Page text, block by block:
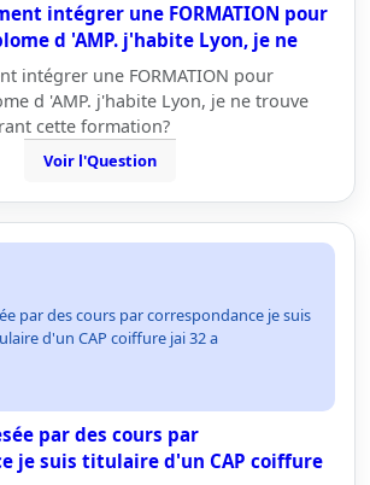
intégrer une FORMATION pour
d 'AMP. j'habite Lyon, je ne
intégrer une FORMATION pour
d 'AMP. j'habite Lyon, je ne trouve
cette formation?
Voir l'Question
par des cours par correspondance je suis
d'un CAP coiffure jai 32 a
par des cours par
je suis titulaire d'un CAP coiffure